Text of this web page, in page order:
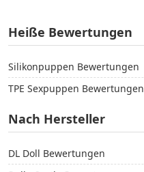
Heiße Bewertungen
Silikonpuppen Bewertungen
TPE Sexpuppen Bewertungen
Nach Hersteller
DL Doll Bewertungen